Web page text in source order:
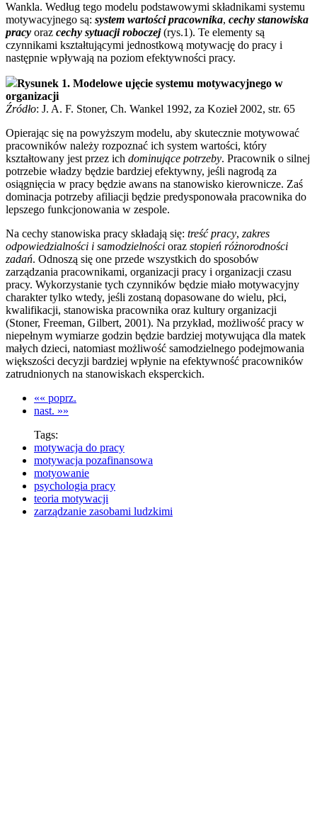
Wankla. Według tego modelu podstawowymi składnikami systemu
motywacyjnego są: system wartości pracownika, cechy stanowiska
pracy oraz cechy sytuacji roboczej(rys.1). Te elementy są
czynnikami kształtującymi jednostkową motywację do pracy i
następnie wpływają na poziom efektywności pracy.
Rysunek 1. Modelowe ujęcie systemu motywacyjnego w
organizacji
Źródło: J. A. F. Stoner, Ch. Wankel 1992, za Kozieł 2002, str. 65
Opierając się na powyższym modelu, aby skutecznie motywować
pracowników należy rozpoznać ich system wartości, który
kształtowany jest przez ich dominujące potrzeby. Pracownik o silnej
potrzebie władzy będzie bardziej efektywny, jeśli nagrodą za
osiągnięcia w pracy będzie awans na stanowisko kierownicze. Zaś
dominacja potrzeby afiliacji będzie predysponowała pracownika do
lepszego funkcjonowania w zespole.
Na cechy stanowiska pracy składają się: treść pracy, zakres
odpowiedzialności i samodzielności oraz stopień różnorodności
zadań. Odnoszą się one przede wszystkich do sposobów
zarządzania pracownikami, organizacji pracy i organizacji czasu
pracy. Wykorzystanie tych czynników będzie miało motywacyjny
charakter tylko wtedy, jeśli zostaną dopasowane do wielu, płci,
kwalifikacji, stanowiska pracownika oraz kultury organizacji
(Stoner, Freeman, Gilbert, 2001). Na przykład, możliwość pracy w
niepełnym wymiarze godzin będzie bardziej motywująca dla matek
małych dzieci, natomiast możliwość samodzielnego podejmowania
większości decyzji bardziej wpłynie na efektywność pracowników
zatrudnionych na stanowiskach eksperckich.
«« poprz.
nast. »»
Tags:
motywacja do pracy
motywacja pozafinansowa
motyowanie
psychologia pracy
teoria motywacji
zarządzanie zasobami ludzkimi